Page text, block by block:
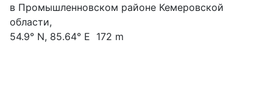
в Промышленновском районе Кемеровской
области,
54.9° N, 85.64° E 172 m